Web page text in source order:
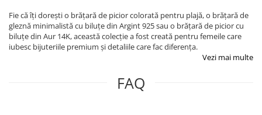
Fie că îți dorești o brățară de picior colorată pentru plajă, o brățară de
gleznă minimalistă cu biluțe din Argint 925 sau o brățară de picior cu
biluțe din Aur 14K, această colecție a fost creată pentru femeile care
iubesc bijuteriile premium și detaliile care fac diferența.
Vezi mai multe
FAQ